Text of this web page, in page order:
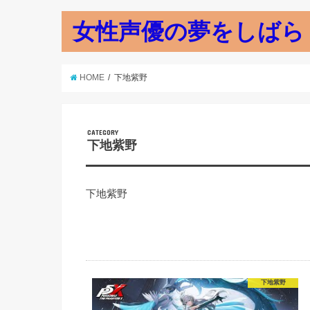
女性声優の夢をしば
HOME 下地紫野
CATEGORY
下地紫野
下地紫野
下地紫野